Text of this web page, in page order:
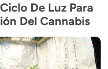
De Luz Para
Del Cannabis